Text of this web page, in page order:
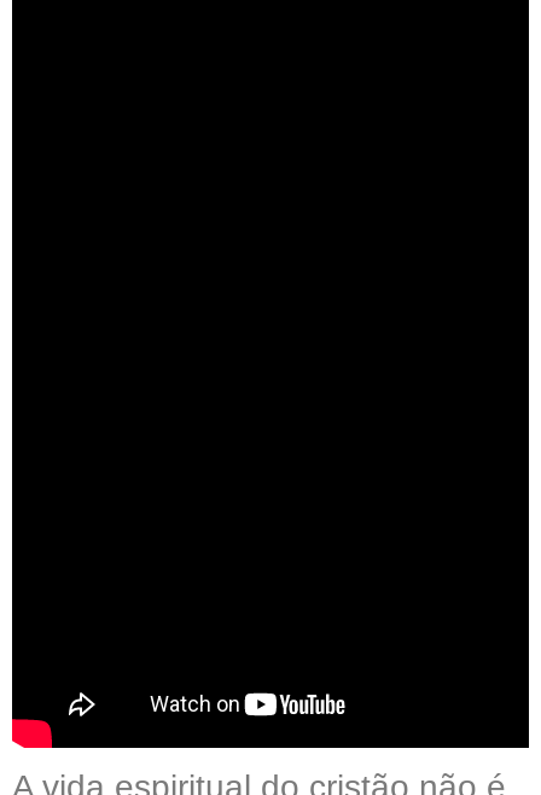
A vida espiritual do cristão não é